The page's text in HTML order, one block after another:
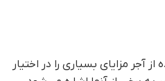
آجر مزایای بسیاری را در اختیار